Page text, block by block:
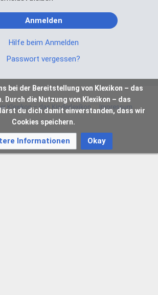
Anmelden
Hilfe beim Anmelden
Passwort vergessen?
Klexikon – das Kinderlexikon Impressum
bei der Bereitstellung von Klexikon – das
Durch die Nutzung von Klexikon – das
du dich damit einverstanden, dass wir
Cookies speichern.
Informationen Okay